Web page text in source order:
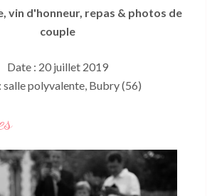
vin d'honneur, repas & photos de
couple
Date : 20 juillet 2019
salle polyvalente, Bubry (56)